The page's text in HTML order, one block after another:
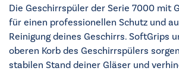
Die Geschirrspüler der Serie 7000 mit
für einen professionellen Schutz und
Reinigung deines Geschirrs. SoftGrips
oberen Korb des Geschirrspülers
stabilen Stand deiner Gläser und